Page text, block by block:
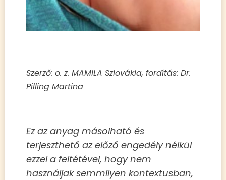
Szerző: o. z. MAMILA Szlovákia, fordítás: Dr.
Pilling Martina
Ez az anyag másolható és
terjeszthető az előző engedély nélkül
ezzel a feltétével, hogy nem
használjak semmilyen kontextusban,